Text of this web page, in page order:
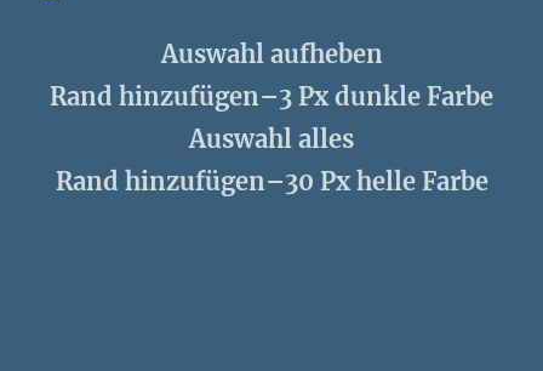
Auswahl aufheben
Rand hinzufügen–3 Px dunkle Farbe
Auswahl alles
Rand hinzufügen–30 Px helle Farbe